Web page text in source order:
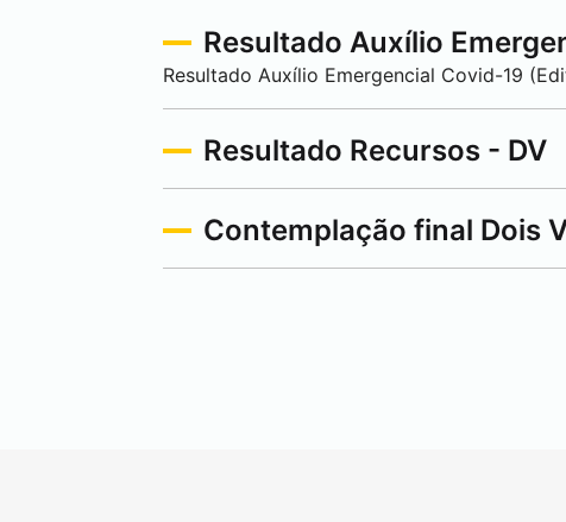
Resultado Auxílio
Resultado Auxílio Emergencial Covid-19
Resultado Recursos - DV
Contemplação final Dois